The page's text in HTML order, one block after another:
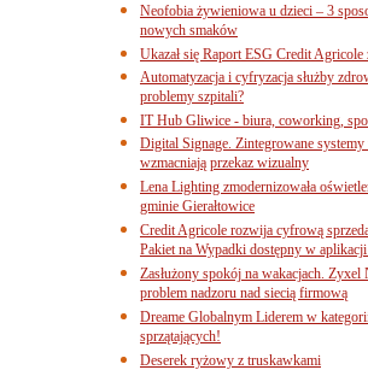
Neofobia żywieniowa u dzieci – 3
nowych smaków
Ukazał się Raport ESG Credit Agricole
Automatyzacja i cyfryzacja służby
problemy szpitali?
IT Hub Gliwice - biura, coworking,
Digital Signage. Zintegrowane
wzmacniają przekaz wizualny
Lena Lighting zmodernizowała
gminie Gierałtowice
Credit Agricole rozwija cyfrową
Pakiet na Wypadki dostępny w
Zasłużony spokój na wakacjach. Zyxel
problem nadzoru nad siecią firmową
Dreame Globalnym Liderem w
sprzątających!
Deserek ryżowy z truskawkami